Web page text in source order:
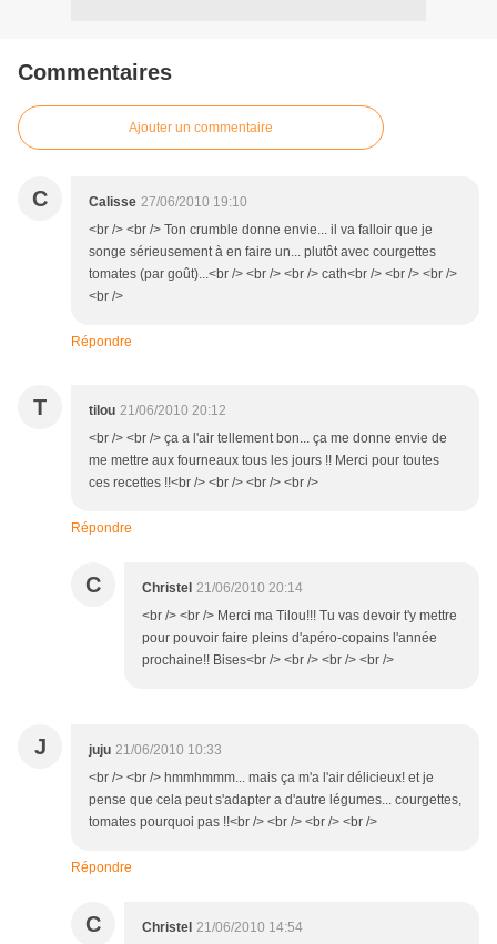
Commentaires
Ajouter un commentaire
C Calisse 27/06/2010 19:10
<br /> <br /> Ton crumble donne envie... il va falloir que je
songe sérieusement à en faire un... plutôt avec courgettes
tomates (par goût)...<br /> <br /> <br /> cath<br /> <br /> <br />
<br />
Répondre
T tilou 21/06/2010 20:12
<br /> <br /> ça a l'air tellement bon... ça me donne envie de
me mettre aux fourneaux tous les jours !! Merci pour toutes
ces recettes !!<br /> <br /> <br /> <br />
Répondre
C Christel 21/06/2010 20:14
<br /> <br /> Merci ma Tilou!!! Tu vas devoir t'y mettre
pour pouvoir faire pleins d'apéro-copains l'année
prochaine!! Bises<br /> <br /> <br /> <br />
J juju 21/06/2010 10:33
<br /> <br /> hmmhmmm... mais ça m'a l'air délicieux! et je
pense que cela peut s'adapter a d'autre légumes... courgettes,
tomates pourquoi pas !!<br /> <br /> <br /> <br />
Répondre
C Christel 21/06/2010 14:54